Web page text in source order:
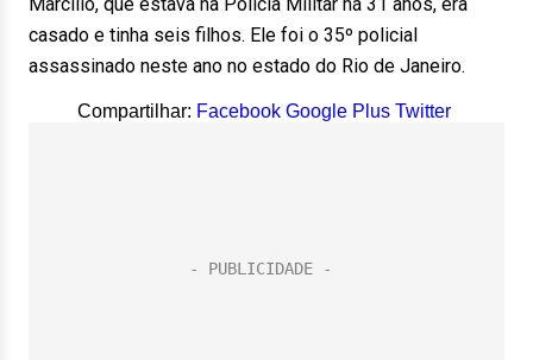
casado e tinha seis filhos. Ele foi o 35º policial
assassinado neste ano no estado do Rio de Janeiro.
Compartilhar: Facebook Google Plus Twitter